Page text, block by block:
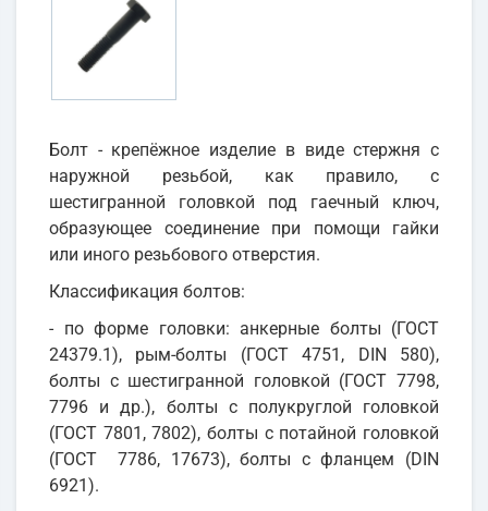
Болт - крепёжное изделие в виде стержня с
наружной резьбой, как правило, с
шестигранной головкой под гаечный ключ,
образующее соединение при помощи гайки
или иного резьбового отверстия.
Классификация болтов:
- по форме головки: анкерные болты (ГОСТ
24379.1), рым-болты (ГОСТ 4751, DIN 580),
болты с шестигранной головкой (ГОСТ 7798,
7796 и др.), болты с полукруглой головкой
(ГОСТ 7801, 7802), болты с потайной головкой
(ГОСТ 7786, 17673), болты с фланцем (DIN
6921).